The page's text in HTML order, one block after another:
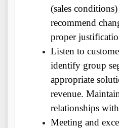
(sales
recommend
proper
Listen to
identify group
appropriate
revenue.
relationships
Meeting and